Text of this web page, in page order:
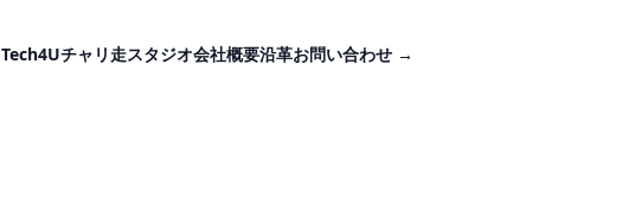
Tech4Uチャリ走スタジオ会社概要沿革お問い合わせ →